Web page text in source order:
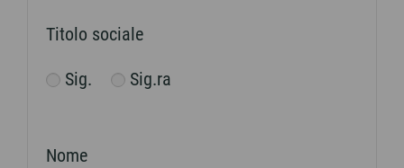
Titolo sociale
Sig. Sig.ra
Nome